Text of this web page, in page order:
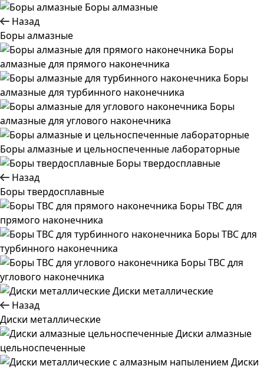
Боры алмазные
Назад
Боры алмазные
Боры
алмазные для прямого наконечника
Боры
алмазные для турбинного наконечника
Боры
алмазные для углового наконечника
Боры алмазные и цельноспеченные лабораторные
Боры твердосплавные
Назад
Боры твердосплавные
Боры ТВС для
прямого наконечника
Боры ТВС для
турбинного наконечника
Боры ТВС для
углового наконечника
Диски металлические
Назад
Диски металлические
Диски алмазные
цельноспеченные
Диски